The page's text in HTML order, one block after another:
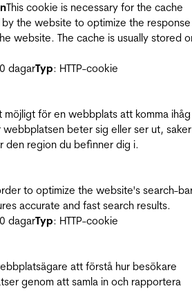
This cookie is necessary for the cache
the website to optimize the
website. The cache is usually stored
dagarTyp: HTTP-cookie
för en webbplats att komma ihåg
webbplatsen beter sig eller ser ut,
den region du befinner dig i.
to optimize the website's search-
accurate and fast search results.
dagarTyp: HTTP-cookie
att förstå hur besökare
genom att samla in och rapportera